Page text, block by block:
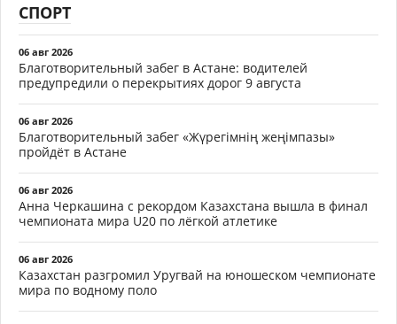
СПОРТ
06 авг 2026
Благотворительный забег в Астане: водителей
предупредили о перекрытиях дорог 9 августа
06 авг 2026
Благотворительный забег «Жүрегімнің жеңімпазы»
пройдёт в Астане
06 авг 2026
Анна Черкашина с рекордом Казахстана вышла в финал
чемпионата мира U20 по лёгкой атлетике
06 авг 2026
Казахстан разгромил Уругвай на юношеском чемпионате
мира по водному поло